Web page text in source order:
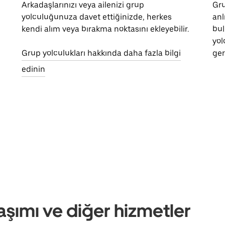
Arkadaşlarınızı veya ailenizi grup
yolculuğunuza davet ettiğinizde, herkes
kendi alım veya bırakma noktasını ekleyebilir.
Grup yolculukları hakkında daha fazla bilgi
edinin
ve diğer hizmetler